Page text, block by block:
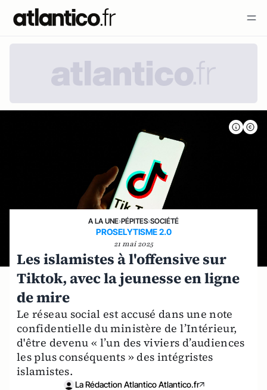
A LA UNE›PÉPITES›SOCIÉTÉ
PROSELYTISME 2.0
21 mai 2025
Les islamistes à l'offensive sur
Tiktok, avec la jeunesse en ligne
de mire
Le réseau social est accusé dans une note
confidentielle du ministère de l’Intérieur,
d'être devenu « l’un des viviers d’audiences
les plus conséquents » des intégristes
islamistes.
La Rédaction Atlantico Atlantico.fr